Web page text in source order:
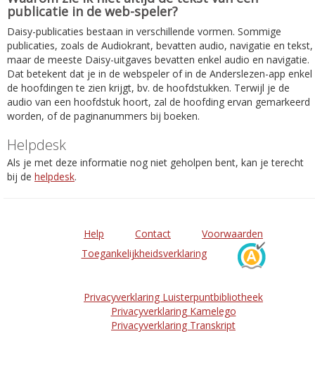
publicatie in de web-speler?
Daisy-publicaties bestaan in verschillende vormen. Sommige
publicaties, zoals de Audiokrant, bevatten audio, navigatie en tekst,
maar de meeste Daisy-uitgaves bevatten enkel audio en navigatie.
Dat betekent dat je in de webspeler of in de Anderslezen-app enkel
de hoofdingen te zien krijgt, bv. de hoofdstukken. Terwijl je de
audio van een hoofdstuk hoort, zal de hoofding ervan gemarkeerd
worden, of de paginanummers bij boeken.
Helpdesk
Als je met deze informatie nog niet geholpen bent, kan je terecht
bij de helpdesk.
Help Contact
Voorwaarden
Toegankelijkheidsverklaring
Privacyverklaring Luisterpuntbibliotheek
Privacyverklaring Kamelego
Privacyverklaring Transkript